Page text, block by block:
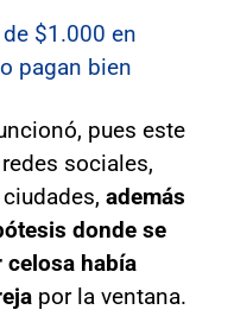
$1.000 en
pagan bien
pues este
sociales,
además
donde se
celosa había
por la ventana.